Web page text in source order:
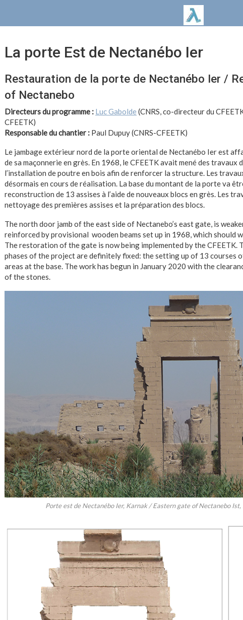
La porte Est de Nectanébo Ier
Restauration de la porte de Nectanébo Ier /
of Nectanebo
Directeurs du programme : Luc Gabolde (CNRS, co-directeur du
CFEETK)
Responsable du chantier : Paul Dupuy (CNRS-CFEETK)
Le jambage extérieur nord de la porte oriental de Nectanébo Ier est
de sa maçonnerie en grès. En 1968, le CFEETK avait mené des
l’installation de poutre en bois afin de renforcer la structure. Les
désormais en cours de réalisation. La base du montant de la porte va
reconstruction de 13 assises à l’aide de nouveaux blocs en grès. Les
nettoyage des premières assises et la préparation des blocs.
The north door jamb of the east side of Nectanebo’s east gate, is
reinforced by provisional wooden beams set up in 1968, which should
The restoration of the gate is now being implemented by the CFEETK.
phases of the project are definitely fixed: the setting up of 13 courses
areas at the base. The work has begun in January 2020 with the
of the stones.
Porte est de Nectanébo Ier, Karnak / Eastern gate of Nectanebo